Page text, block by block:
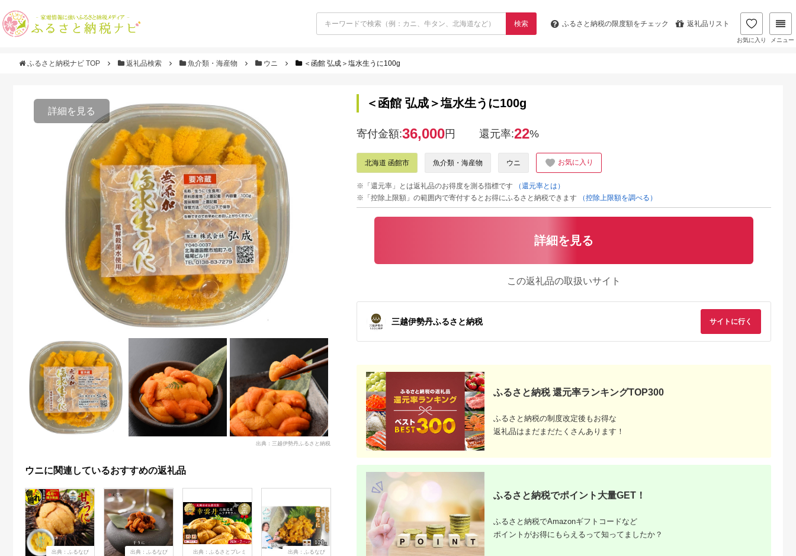
検索 ふるさと納税の限度額をチェック 返礼品リスト
お気に入り メニュー
ふるさと納税ナビ TOP 返礼品検索 魚介類・海産物 ウニ ＜函館 弘成＞塩水生うに100g
詳細を見る
出典：三越伊勢丹ふるさと納税
ウニに関連しているおすすめの返礼品
出典：ふるなび 出典：ふるなび
出典：ふるさとプレミ
出典：ふるなび
＜函館 弘成＞塩水生うに100g
寄付金額:36,000円 還元率:22%
北海道 函館市 魚介類・海産物 ウニ お気に入り
※「還元率」とは返礼品のお得度を測る指標です
（還元率とは）
※「控除上限額」の範囲内で寄付するとお得にふるさと納税できます
（控除上限額を調べる）
詳細を見る
この返礼品の取扱いサイト
三越伊勢丹ふるさと納税 サイトに行く
ふるさと納税 還元率ランキングTOP300
ふるさと納税の制度改定後もお得な
返礼品はまだまだたくさんあります！
ふるさと納税でポイント大量GET！
ふるさと納税でAmazonギフトコードなど
ポイントがお得にもらえるって知ってましたか？